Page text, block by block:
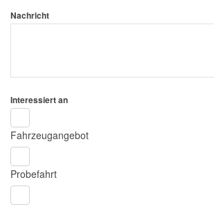
Nachricht
Interessiert an
Fahrzeugangebot
Probefahrt